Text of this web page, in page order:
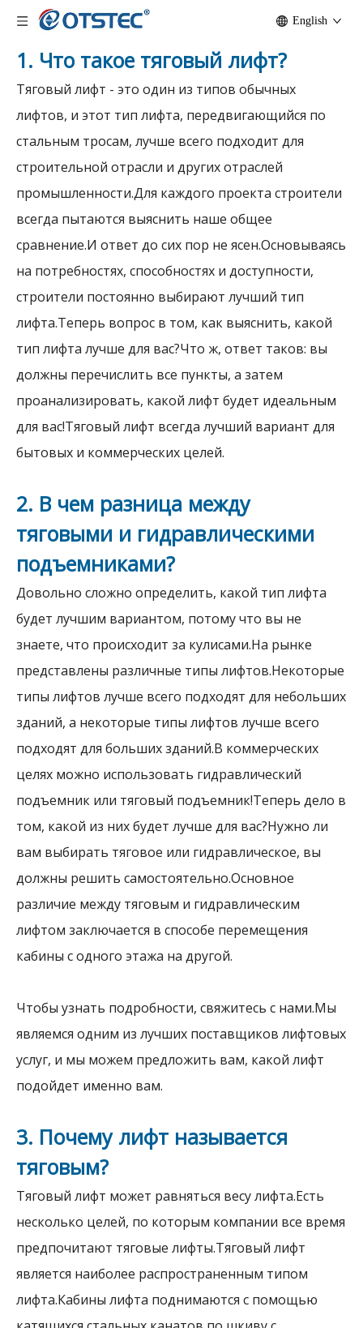
English
1. Что такое тяговый лифт?
Тяговый лифт - это один из типов обычных
лифтов, и этот тип лифта, передвигающийся по
стальным тросам, лучше всего подходит для
строительной отрасли и других отраслей
промышленности.Для каждого проекта строители
всегда пытаются выяснить наше общее
сравнение.И ответ до сих пор не ясен.Основываясь
на потребностях, способностях и доступности,
строители постоянно выбирают лучший тип
лифта.Теперь вопрос в том, как выяснить, какой
тип лифта лучше для вас?Что ж, ответ таков: вы
должны перечислить все пункты, а затем
проанализировать, какой лифт будет идеальным
для вас!Тяговый лифт всегда лучший вариант для
бытовых и коммерческих целей.
2. В чем разница между
тяговыми и гидравлическими
подъемниками?
Довольно сложно определить, какой тип лифта
будет лучшим вариантом, потому что вы не
знаете, что происходит за кулисами.На рынке
представлены различные типы лифтов.Некоторые
типы лифтов лучше всего подходят для небольших
зданий, а некоторые типы лифтов лучше всего
подходят для больших зданий.В коммерческих
целях можно использовать гидравлический
подъемник или тяговый подъемник!Теперь дело в
том, какой из них будет лучше для вас?Нужно ли
вам выбирать тяговое или гидравлическое, вы
должны решить самостоятельно.Основное
различие между тяговым и гидравлическим
лифтом заключается в способе перемещения
кабины с одного этажа на другой.
Чтобы узнать подробности, свяжитесь с нами.Мы
являемся одним из лучших поставщиков лифтовых
услуг, и мы можем предложить вам, какой лифт
подойдет именно вам.
3. Почему лифт называется
тяговым?
Тяговый лифт может равняться весу лифта.Есть
несколько целей, по которым компании все время
предпочитают тяговые лифты.Тяговый лифт
является наиболее распространенным типом
лифта.Кабины лифта поднимаются с помощью